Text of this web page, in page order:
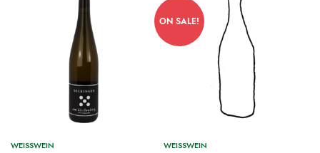
WEISSWEIN
ON SALE!
WEISSWEIN